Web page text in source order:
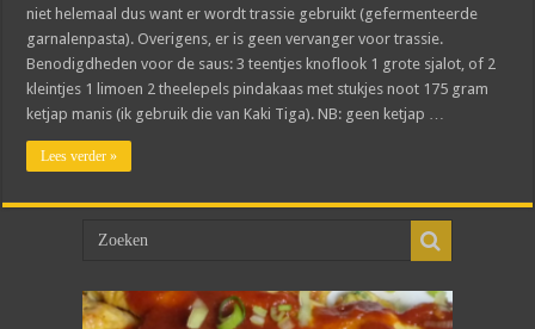
niet helemaal dus want er wordt trassie gebruikt (gefermenteerde
garnalenpasta). Overigens, er is geen vervanger voor trassie.
Benodigdheden voor de saus: 3 teentjes knoflook 1 grote sjalot, of 2
kleintjes 1 limoen 2 theelepels pindakaas met stukjes noot 175 gram
ketjap manis (ik gebruik die van Kaki Tiga). NB: geen ketjap …
Lees verder »